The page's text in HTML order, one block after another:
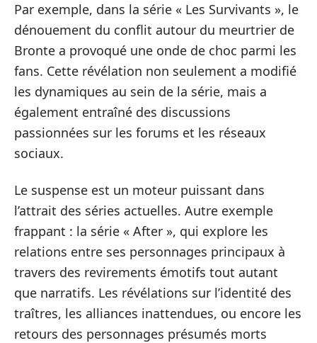
Par exemple, dans la série « Les Survivants », le
dénouement du conflit autour du meurtrier de
Bronte a provoqué une onde de choc parmi les
fans. Cette révélation non seulement a modifié
les dynamiques au sein de la série, mais a
également entraîné des discussions
passionnées sur les forums et les réseaux
sociaux.
Le suspense est un moteur puissant dans
l’attrait des séries actuelles. Autre exemple
frappant : la série « After », qui explore les
relations entre ses personnages principaux à
travers des revirements émotifs tout autant
que narratifs. Les révélations sur l’identité des
traîtres, les alliances inattendues, ou encore les
retours des personnages présumés morts